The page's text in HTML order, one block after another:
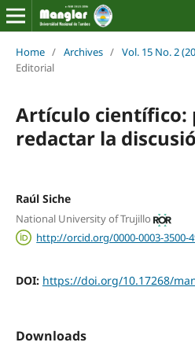
Home / Archives / Vol. 15 No. 2
Editorial
Artículo científico:
redactar la
Raúl Siche
National University of Trujillo
http://orcid.org/0000-0003-3500-
DOI: https://doi.org/10.17268/
Downloads